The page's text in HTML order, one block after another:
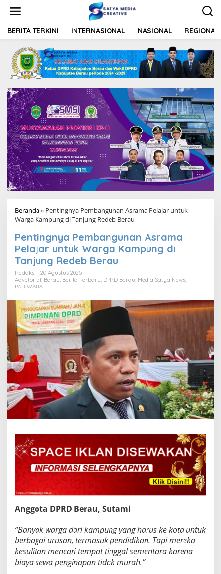
t
BERITA TERKINI INTERNASIONAL NASIONAL REGIONAL
Beranda» Pentingnya Pembangunan Asrama Pelajar untuk
Warga Kampung di Tanjung Redeb Berau
Pentingnya Pembangunan Asrama
Pelajar untuk Warga Kampung di
Tanjung Redeb Berau
Redaksi
20 Agustus 2025
Advetorial Berau Berita Terbaru DPRD Berau Media Satya News
PARIWARA
Anggota DPRD Berau, Sutami
“Banyak warga dari kampung yang harus ke kota untuk
berbagai urusan, termasuk pendidikan. Tapi mereka
kesulitan mencari tempat tinggal sementara karena
biaya sewa penginapan tidak murah.”